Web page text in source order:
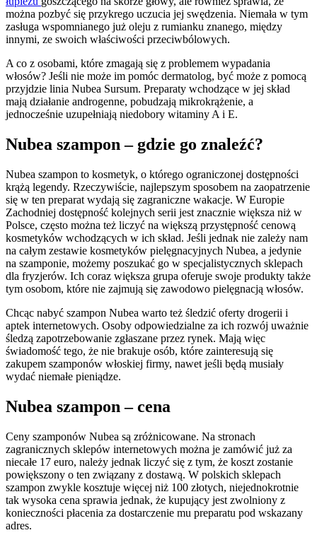
można pozbyć się przykrego uczucia jej swędzenia. Niemała w tym
zasługa wspomnianego już oleju z rumianku znanego, między
innymi, ze swoich właściwości przeciwbólowych.
A co z osobami, które zmagają się z problemem wypadania
włosów? Jeśli nie może im pomóc dermatolog, być może z pomocą
przyjdzie linia Nubea Sursum. Preparaty wchodzące w jej skład
mają działanie androgenne, pobudzają mikrokrążenie, a
jednocześnie uzupełniają niedobory witaminy A i E.
Nubea szampon – gdzie go znaleźć?
Nubea szampon to kosmetyk, o którego ograniczonej dostępności
krążą legendy. Rzeczywiście, najlepszym sposobem na zaopatrzenie
się w ten preparat wydają się zagraniczne wakacje. W Europie
Zachodniej dostępność kolejnych serii jest znacznie większa niż w
Polsce, często można też liczyć na większą przystępność cenową
kosmetyków wchodzących w ich skład. Jeśli jednak nie zależy nam
na całym zestawie kosmetyków pielęgnacyjnych Nubea, a jedynie
na szamponie, możemy poszukać go w specjalistycznych sklepach
dla fryzjerów. Ich coraz większa grupa oferuje swoje produkty także
tym osobom, które nie zajmują się zawodowo pielęgnacją włosów.
Chcąc nabyć szampon Nubea warto też śledzić oferty drogerii i
aptek internetowych. Osoby odpowiedzialne za ich rozwój uważnie
śledzą zapotrzebowanie zgłaszane przez rynek. Mają więc
świadomość tego, że nie brakuje osób, które zainteresują się
zakupem szamponów włoskiej firmy, nawet jeśli będą musiały
wydać niemałe pieniądze.
Nubea szampon – cena
Ceny szamponów Nubea są zróżnicowane. Na stronach
zagranicznych sklepów internetowych można je zamówić już za
niecałe 17 euro, należy jednak liczyć się z tym, że koszt zostanie
powiększony o ten związany z dostawą. W polskich sklepach
szampon zwykle kosztuje więcej niż 100 złotych, niejednokrotnie
tak wysoka cena sprawia jednak, że kupujący jest zwolniony z
konieczności płacenia za dostarczenie mu preparatu pod wskazany
adres.